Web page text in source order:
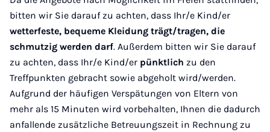
bitten wir Sie darauf zu achten, dass Ihr/e Kind/er
wetterfeste, bequeme Kleidung trägt/tragen, die
schmutzig werden darf. Außerdem bitten wir Sie darauf
zu achten, dass Ihr/e Kind/er pünktlich zu den
Treffpunkten gebracht sowie abgeholt wird/werden.
Aufgrund der häufigen Verspätungen von Eltern von
mehr als 15 Minuten wird vorbehalten, Ihnen die dadurch
anfallende zusätzliche Betreuungszeit in Rechnung zu